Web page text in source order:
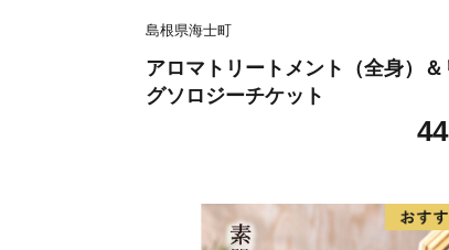
島根県海士町
アロマトリートメント（全身）＆
グソロジーチケット